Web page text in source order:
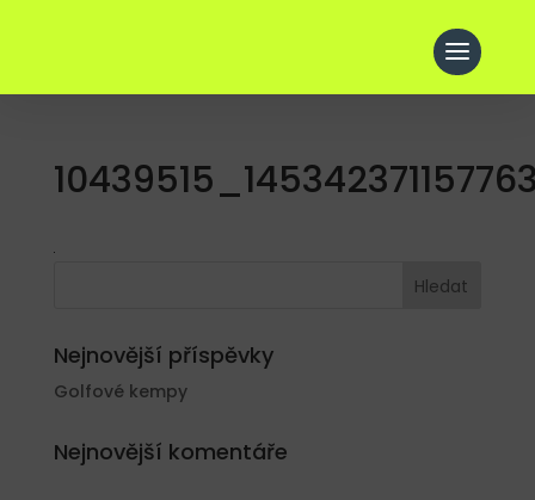
Nejnovější příspěvky
Golfové kempy
Nejnovější komentáře